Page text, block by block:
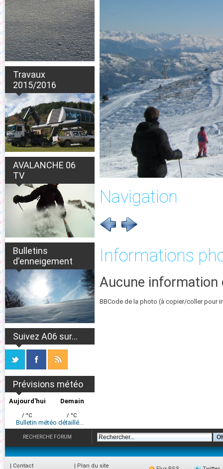
Travaux
2015/2016
AVALANCHE 06
TV
Bulletins
d'enneigement
Suivez A06 sur...
Prévisions météo
Aujourd'hui
/ °C
Demain
/ °C
Bulletin météo détaillé...
Navigation
Informations
Aucune information
BBCode de la photo (à copier/coller pour
RECHERCHE FORUM
| Contact
| Plan du site